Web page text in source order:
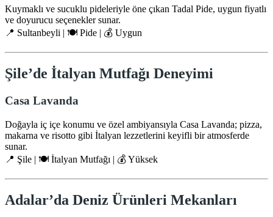
Kuymaklı ve sucuklu pideleriyle öne çıkan Tadal Pide, uygun fiyatlı
ve doyurucu seçenekler sunar.
📍 Sultanbeyli | 🍽️ Pide | 💰 Uygun
Şile’de İtalyan Mutfağı Deneyimi
Casa Lavanda
Doğayla iç içe konumu ve özel ambiyansıyla Casa Lavanda; pizza,
makarna ve risotto gibi İtalyan lezzetlerini keyifli bir atmosferde
sunar.
📍 Şile | 🍽️ İtalyan Mutfağı | 💰 Yüksek
Adalar’da Deniz Ürünleri Mekanları